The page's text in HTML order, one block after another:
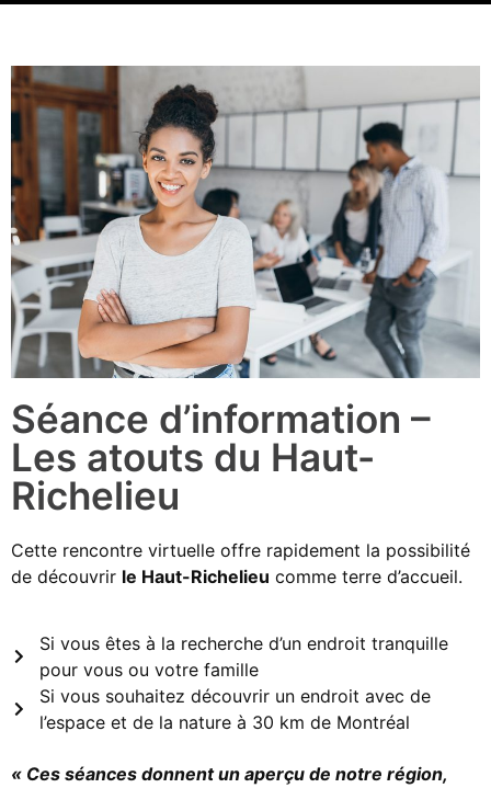
Séance d’information –
Les atouts du Haut-
Richelieu
Cette rencontre virtuelle offre rapidement la possibilité
de découvrir le Haut-Richelieu comme terre d’accueil.
Si vous êtes à la recherche d’un endroit tranquille
pour vous ou votre famille
Si vous souhaitez découvrir un endroit avec de
l’espace et de la nature à 30 km de Montréal
« Ces séances donnent un aperçu de notre région,